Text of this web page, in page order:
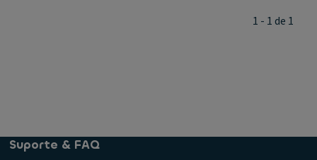
1 - 1 de 1
Suporte & FAQ